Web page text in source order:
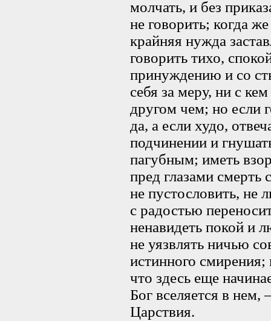
молчать, и без
не говорить; когда
крайняя нужда
говорить тихо,
принуждению и со
себя за меру, ни с
другом чем; но если
да, а если худо,
подчинении и
пагубным; иметь
пред глазами смерть
не пустословить, не
с радостью
ненавидеть покой и
не уязвлять ничью
истинного
что здесь еще
Бог вселяется в нем,
Царствия.